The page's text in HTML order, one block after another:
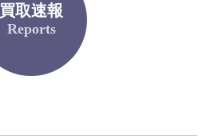
買取速報
Reports